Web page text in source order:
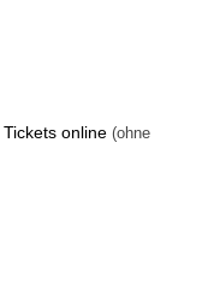
Tickets online (ohne